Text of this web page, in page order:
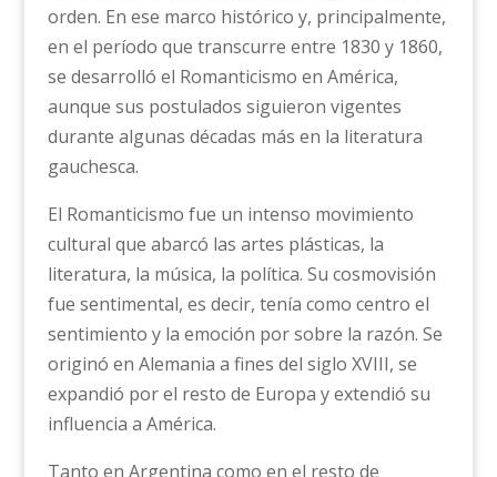
orden. En ese marco histórico y, principalmente,
en el período que transcurre entre 1830 y 1860,
se desarrolló el Romanticismo en América,
aunque sus postulados siguieron vigentes
durante algunas décadas más en la literatura
gauchesca.
El Romanticismo fue un intenso movimiento
cultural que abarcó las artes plásticas, la
literatura, la música, la política. Su cosmovisión
fue sentimental, es decir, tenía como centro el
sentimiento y la emoción por sobre la razón. Se
originó en Alemania a fines del siglo XVIII, se
expandió por el resto de Europa y extendió su
influencia a América.
Tanto en Argentina como en el resto de